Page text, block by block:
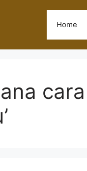
Home